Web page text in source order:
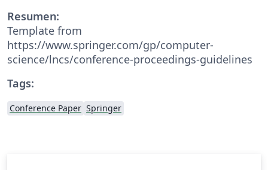
Resumen:
Template from
https://www.springer.com/gp/computer-
science/lncs/conference-proceedings-guidelines
Tags:
Conference Paper Springer